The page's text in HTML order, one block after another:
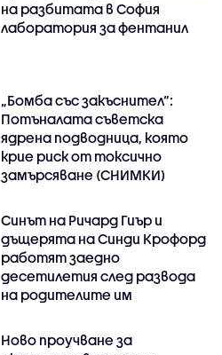
на разбитата в София
лаборатория за фентанил
„Бомба със закъснител“:
Потъналата съветска
ядрена подводница, която
крие риск от токсично
замърсяване (СНИМКИ)
Синът на Ричард Гиър и
дъщерята на Синди Крофорд
работят заедно
десетилетия след развода
на родителите им
Ново проучване за